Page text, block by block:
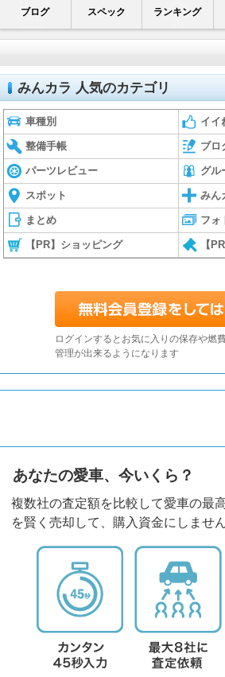
ブログ スペック ランキング
みんカラ 人気のカテゴリ
車種別 イイ
整備手帳 ブロ
パーツレビュー グル
スポット みん
まとめ フォ
【PR】ショッピング 【
ログインするとお気に入りの保存や燃
管理が出来るようになります
あなたの愛車、今いくら？
複数社の査定額を比較して愛車の最
を賢く売却して、購入資金にしませ